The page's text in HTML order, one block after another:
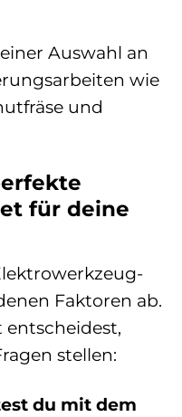
Auswahl an
wie
und
für deine
Faktoren ab.
entscheidest,
stellen:
du mit dem